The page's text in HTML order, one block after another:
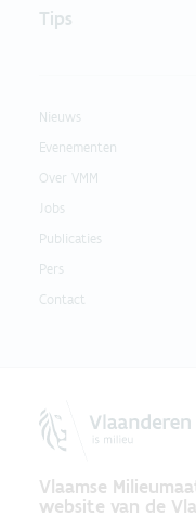
Tips
Nieuws
Evenementen
Over VMM
Jobs
Publicaties
Pers
Contact
Vlaamse
website van de